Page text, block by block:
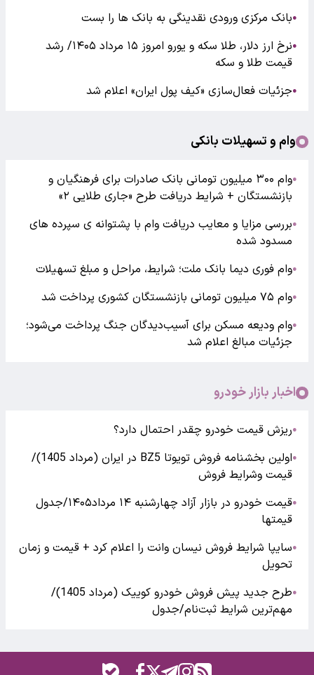
●بانک مرکزی ورودی نقدینگی به بانک ها را بست
●
نرخ ارز دلار، طلا سکه و یورو امروز ۱۵ مرداد ۱۴۰۵/ رشد
قیمت طلا و سکه
●جزئیات فعال‌سازی «کیف پول ایران» اعلام شد
وام و تسهیلات بانکی
●
وام ۳۰۰ میلیون تومانی بانک صادرات برای فرهنگیان و
بازنشستگان + شرایط دریافت طرح «جاری طلایی ۲»
●بررسی مزایا و معایب دریافت وام با پشتوانه ی سپرده های
مسدود شده
●وام فوری دیما بانک ملت؛ شرایط، مراحل و مبلغ تسهیلات
●وام ۷۵ میلیون تومانی بازنشستگان کشوری پرداخت شد
●وام ودیعه مسکن برای آسیب‌دیدگان جنگ پرداخت می‌شود؛
جزئیات مبالغ اعلام شد
اخبار بازار خودرو
●ریزش قیمت خودرو چقدر احتمال دارد؟
●
اولین بخشنامه فروش تویوتا BZ5 در ایران (مرداد 1405)/
قیمت وشرایط فروش
●
قیمت خودرو در بازار آزاد چهارشنبه ۱۴ مرداد۱۴۰۵/جدول
قیمتها
●سایپا شرایط فروش نیسان وانت را اعلام کرد + قیمت و زمان
تحویل
●
طرح جدید پیش فروش خودرو کوییک (مرداد 1405)/
مهم‌ترین شرایط ثبت‌نام/جدول